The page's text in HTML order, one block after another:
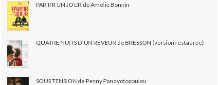
PARTIR UN JOUR de Amélie Bonnin
QUATRE NUITS D'UN RÊVEUR de BRESSON (version restaurée)
SOUS TENSION de Penny Panayotopoulou